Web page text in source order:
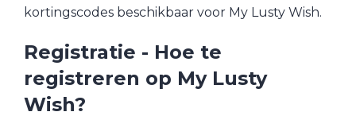
kortingscodes beschikbaar voor My Lusty Wish.
Registratie - Hoe te
registreren op My Lusty
Wish?